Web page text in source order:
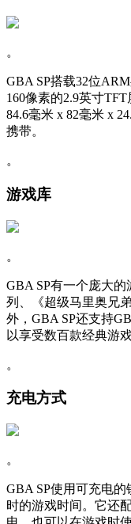
。
GBA SP搭载32位
160像素的2.9英寸
84.6毫米 x 82毫米 x
携带。
。
游戏库
。
GBA SP有一个庞大
列、《超级马里奥兄
外，GBA SP还支持
以享受数百款经典游戏
。
充电方式
。
GBA SP使用可充电
时的游戏时间。它还